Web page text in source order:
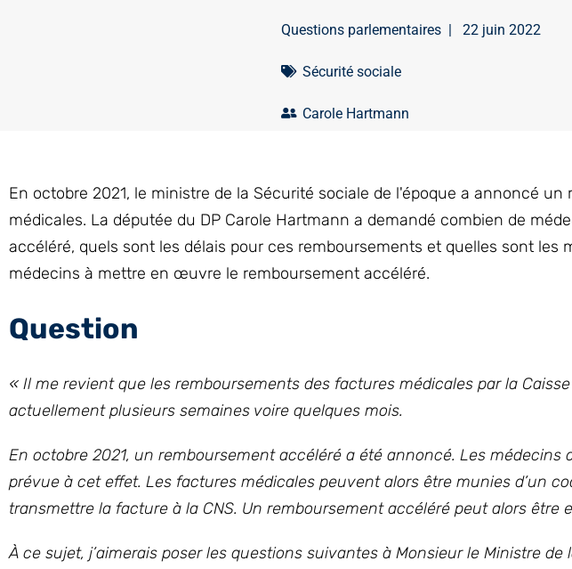
Questions parlementaires| 22 juin 2022
Sécurité sociale
Carole Hartmann
En octobre 2021, le ministre de la Sécurité sociale de l'époque a annoncé
médicales. La députée du DP Carole Hartmann a demandé combien de
accéléré, quels sont les délais pour ces remboursements et quelles sont les
médecins à mettre en œuvre le remboursement accéléré.
Question
« Il me revient que les remboursements des factures médicales par la
actuellement plusieurs semaines voire quelques mois.
En octobre 2021, un remboursement accéléré a été annoncé. Les médecins
prévue à cet effet. Les factures médicales peuvent alors être munies d’un
transmettre la facture à la CNS. Un remboursement accéléré peut alors être
À ce sujet, j’aimerais poser les questions suivantes à Monsieur le Ministre de